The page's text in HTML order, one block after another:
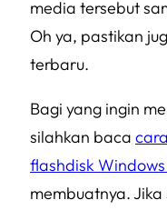
media tersebut
Oh ya, pastikan
terbaru.
Bagi yang ingin
silahkan baca
flashdisk Windows
membuatnya. Jika